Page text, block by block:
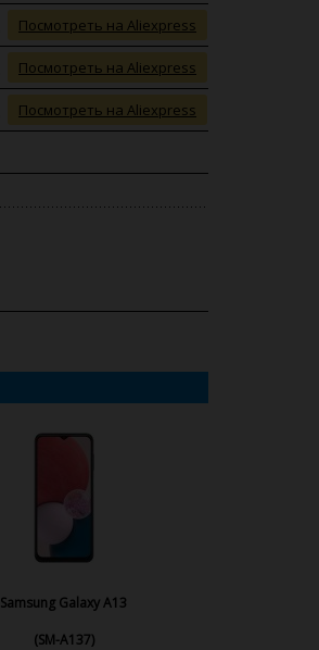
Посмотреть на Aliexpress
Посмотреть на Aliexpress
Посмотреть на Aliexpress
Samsung Galaxy A13
(SM-A137)